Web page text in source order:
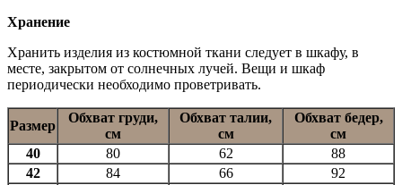
Хранение
Хранить изделия из костюмной ткани следует в шкафу, в
месте, закрытом от солнечных лучей. Вещи и шкаф
периодически необходимо проветривать.
Размер
Обхват груди,
см
Обхват талии,
см
Обхват бедер,
см
40
80 62
88
42
84 66
92